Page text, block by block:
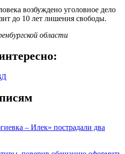
возбуждено уголовное дело
до 10 лет лишения свободы.
области
– Илек» пострадали два